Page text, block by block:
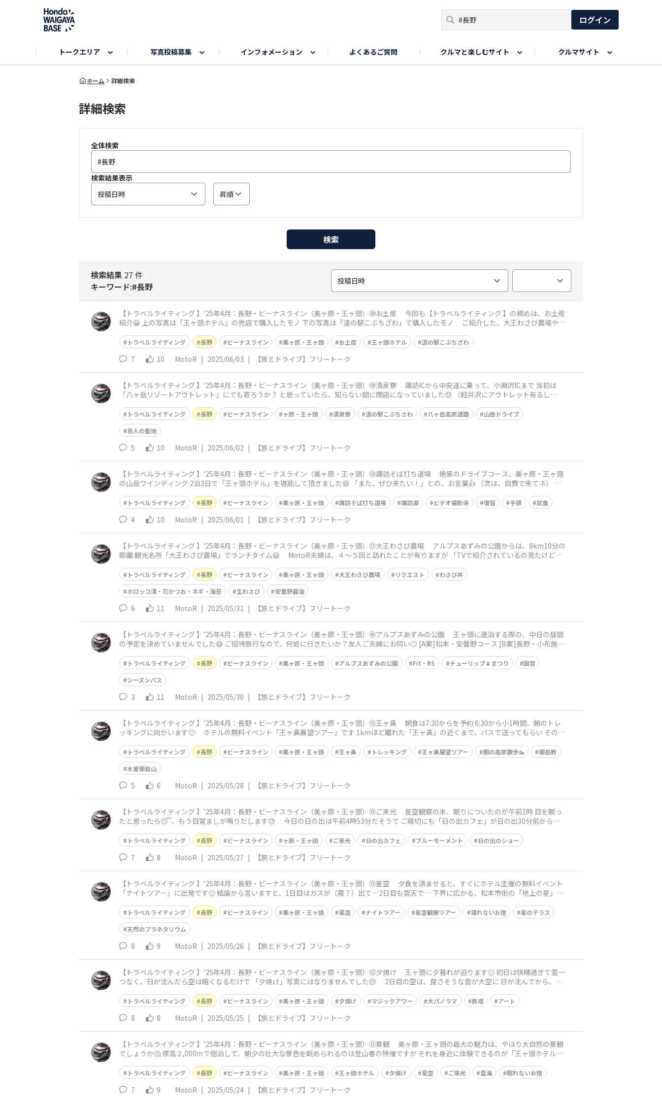
ログイン
トークエリア
旅とドライブエリア
Nシリーズエリア
インターペット参加者エリア
写真投稿募集
ハロウィンアルバム
未来に残したい日本の絶景
自慢のHonda車
インフォメーション
お知らせ コミュニティガイド
よくあるご質問 クルマと楽しむサイト
Hondaキャンプ
USER'S VOICE
クルマサイト
カーラインアップ
ホーム 詳細検索
詳細検索
全体検索
検索結果表示
投稿日時
昇順
検索
検索結果 27 件
キーワード:#長野
投稿日時
【トラベルライティング 】'25年4月：長野・ビーナスライン（美ヶ原・王ヶ頭）⑳お土産 今回も【トラベルライティング 】の締めは、お土産
紹介😀 上の写真は「王ヶ頭ホテル」の売店で購入したモノ 下の写真は「道の駅こぶちざわ」で購入したモノ ご紹介した、大王わさび農場や諏
トラベルライティング 長野 ビーナスライン 美ヶ原・王ヶ頭 お土産 王ヶ頭ホテル 道の駅こぶちざわ
7 10 MotoR | 2025/06/03 | 【旅とドライブ】フリートーク
【トラベルライティング 】'25年4月：長野・ビーナスライン（美ヶ原・王ヶ頭）⑲清泉寮 諏訪ICから中央道に乗って、小淵沢ICまで 当初は
「八ヶ岳リゾートアウトレット」にでも寄ろうか？ と思っていたら、知らない間に閉店になっていました😓 （軽井沢にアウトレット有るし
トラベルライティング 長野 ビーナスライン ヶ原・王ヶ頭 清泉寮 道の駅こぶちさわ 八ヶ岳高原道路
山岳ドライブ
若人の聖地
5 10 MotoR | 2025/06/02 | 【旅とドライブ】フリートーク
【トラベルライティング 】'25年4月：長野・ビーナスライン（美ヶ原・王ヶ頭）⑱諏訪そば打ち道場 絶景のドライブコース、美ヶ原・王ヶ頭
の山岳ワインディング 2泊3日で「王ヶ頭ホテル」を堪能して頂きました😄 「また、ぜひ来たい！」との、お言葉👍 （次は、自費で来てネ）
トラベルライティング 長野 ビーナスライン 美ヶ原・王ヶ頭 諏訪そば打ち道場 諏訪湖 ビデオ撮影係 復習 手順 試食
4 10 MotoR | 2025/06/01 | 【旅とドライブ】フリートーク
【トラベルライティング 】'25年4月：長野・ビーナスライン（美ヶ原・王ヶ頭）⑰大王わさび農場 アルプスあずみの公園からは、8km10分の
距離 観光名所「大王わさび農場」でランチタイム😃 MotoR夫婦は、４～５回と訪れたことが有りますが 「TVで紹介されているの見たけど、
トラベルライティング 長野 ビーナスライン 美ヶ原・王ヶ頭 大王わさび農場 リクエスト
わさび丼
ホロッコ漬・花かつお・ネギ・海苔
生わさび 安曇野醤油
6 11 MotoR | 2025/05/31 | 【旅とドライブ】フリートーク
【トラベルライティング 】'25年4月：長野・ビーナスライン（美ヶ原・王ヶ頭）⑯アルプスあずみの公園 王ヶ頭に連泊する際の、中日の昼間
の予定を決めていませんでした😅 ご招待旅行なので、何処に行きたいか？友人ご夫婦にお伺い🙄 [A案]松本・安曇野コース [B案]長野・小布施コ
トラベルライティング 長野 ビーナスライン 美ヶ原・王ヶ頭 アルプスあずみの公園 Fit・RS チューリップ🌷まつり
国営
シーズンパス
3 11 MotoR | 2025/05/30 | 【旅とドライブ】フリートーク
【トラベルライティング 】'25年4月：長野・ビーナスライン（美ヶ原・王ヶ頭）⑮王ヶ鼻 朝食は7:30からを予約 6:30から小1時間、朝のトレ
ッキングに向かいます🙂 ホテルの無料イベント「王ヶ鼻展望ツアー」です 1kmほど離れた「王ヶ鼻」の近くまで、バスで送ってもらい その後
トラベルライティング 長野 ビーナスライン 美ヶ原・王ヶ頭 王ヶ鼻 トレッキング 王ヶ鼻展望ツアー 朝の高原散歩🥾
御岳教
木曾御岳山
5 6 MotoR | 2025/05/28 | 【旅とドライブ】フリートーク
【トラベルライティング 】'25年4月：長野・ビーナスライン（美ヶ原・王ヶ頭）⑭ご来光 星空観察の末、眠りについたのが午前1時 目を瞑っ
たと思ったら😴、もう目覚ましが鳴りだします😓 今日の日の出は午前4時53分だそうで ご親切にも「日の出カフェ」が日の出30分前からオ
トラベルライティング 長野 ビーナスライン ヶ原・王ヶ頭 ご来光 日の出カフェ ブルーモーメント 日の出のショー
7 8 MotoR | 2025/05/27 | 【旅とドライブ】フリートーク
【トラベルライティング 】'25年4月：長野・ビーナスライン（美ヶ原・王ヶ頭）⑬星空 夕食を済ませると、すぐにホテル主催の無料イベント
「ナイトツアー」に出発です🙂 結論から言いますと、1日目はガスが（霧？）出て…2日目も雲天で… 下界に広かる、松本市街の「地上の星」観
トラベルライティング 長野 ビーナスライン 美ヶ原・王ヶ頭 星空 ナイトツアー 星空観察ツアー 寝れないお宿
星のテラス
天然のプラネタリウム
8 9 MotoR | 2025/05/26 | 【旅とドライブ】フリートーク
【トラベルライティング 】'25年4月：長野・ビーナスライン（美ヶ原・王ヶ頭）⑫夕焼け 王ヶ頭に夕暮れが迫ります🙂 初日は快晴過ぎて雲一
つなく、日が沈んだら空は暗くなるだけで 「夕焼け」写真にはなりませんでした😓 2日目の空は、良さそうな雲が大空に 日が沈んでから、約
トラベルライティング 長野 ビーナスライン 美ヶ原・王ヶ頭 夕焼け マジックアワー 大パノラマ 鉄塔 アート
8 8 MotoR | 2025/05/25 | 【旅とドライブ】フリートーク
【トラベルライティング 】'25年4月：長野・ビーナスライン（美ヶ原・王ヶ頭）⑪景観 美ヶ原・王ヶ頭の最大の魅力は、やはり大自然の景観
でしょうか🤔 標高２,000ｍで宿泊して、朝夕の壮大な景色を眺められるのは登山者の特権ですが それを身近に体験できるのが「王ヶ頭ホテル」
トラベルライティング 長野 ビーナスライン 美ヶ原・王ヶ頭 王ヶ頭ホテル 夕焼け 星空 ご来光 雲海 眠れないお宿
7 9 MotoR | 2025/05/24 | 【旅とドライブ】フリートーク